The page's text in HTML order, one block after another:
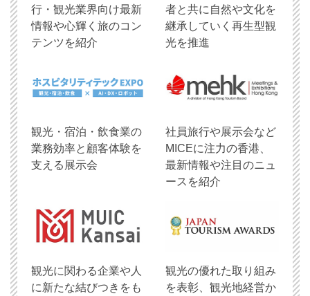
行・観光業界向け最新
情報や心輝く旅のコン
テンツを紹介
者と共に自然や文化を
継承していく再生型観
光を推進
観光・宿泊・飲食業の
業務効率と顧客体験を
支える展示会
社員旅行や展示会など
MICEに注力の香港、
最新情報や注目のニュ
ースを紹介
観光に関わる企業や人
に新たな結びつきをも
観光の優れた取り組み
を表彰、観光地経営か